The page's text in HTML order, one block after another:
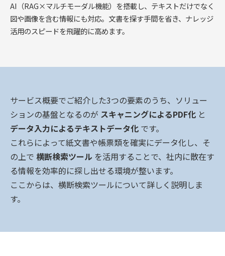
AI（RAG×マルチモーダル機能）を搭載し、テキストだけでなく
図や画像を含む情報にも対応。文書を探す手間を省き、ナレッジ
活用のスピードを飛躍的に高めます。
サービス概要でご紹介した3つの要素のうち、ソリュー
ションの基盤となるのが スキャニングによるPDF化 と
データ入力によるテキストデータ化 です。
これらによって紙文書や帳票類を確実にデータ化し、そ
の上で 横断検索ツール を活用することで、社内に散在す
る情報を効率的に探し出せる環境が整います。
ここからは、横断検索ツールについて詳しく説明しま
す。